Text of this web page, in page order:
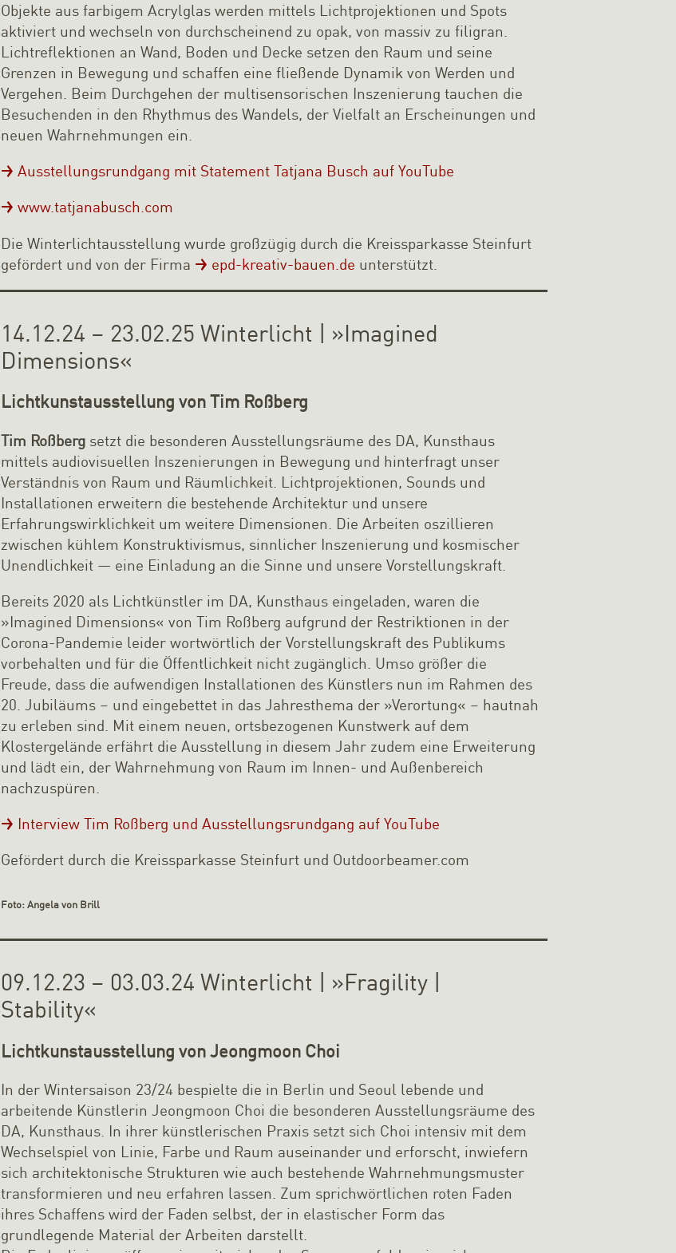
Objekte aus farbigem Acrylglas werden mittels Lichtprojektionen und Spots
aktiviert und wechseln von durchscheinend zu opak, von massiv zu filigran.
Lichtreflektionen an Wand, Boden und Decke setzen den Raum und seine
Grenzen in Bewegung und schaffen eine fließende Dynamik von Werden und
Vergehen. Beim Durchgehen der multisensorischen Inszenierung tauchen die
Besuchenden in den Rhythmus des Wandels, der Vielfalt an Erscheinungen und
neuen Wahrnehmungen ein.
Ausstellungsrundgang mit Statement Tatjana Busch auf YouTube
www.tatjanabusch.com
Die Winterlichtausstellung wurde großzügig durch die Kreissparkasse Steinfurt
gefördert und von der Firma
epd-kreativ-bauen.de unterstützt.
14.12.24 – 23.02.25 Winterlicht | »Imagined
Dimensions«
Lichtkunstausstellung von Tim Roßberg
Tim Roßberg setzt die besonderen Ausstellungsräume des DA, Kunsthaus
mittels audiovisuellen Inszenierungen in Bewegung und hinterfragt unser
Verständnis von Raum und Räumlichkeit. Lichtprojektionen, Sounds und
Installationen erweitern die bestehende Architektur und unsere
Erfahrungswirklichkeit um weitere Dimensionen. Die Arbeiten oszillieren
zwischen kühlem Konstruktivismus, sinnlicher Inszenierung und kosmischer
Unendlichkeit — eine Einladung an die Sinne und unsere Vorstellungskraft.
Bereits 2020 als Lichtkünstler im DA, Kunsthaus eingeladen, waren die
»Imagined Dimensions« von Tim Roßberg aufgrund der Restriktionen in der
Corona-Pandemie leider wortwörtlich der Vorstellungskraft des Publikums
vorbehalten und für die Öffentlichkeit nicht zugänglich. Umso größer die
Freude, dass die aufwendigen Installationen des Künstlers nun im Rahmen des
20. Jubiläums – und eingebettet in das Jahresthema der »Verortung« – hautnah
zu erleben sind. Mit einem neuen, ortsbezogenen Kunstwerk auf dem
Klostergelände erfährt die Ausstellung in diesem Jahr zudem eine Erweiterung
und lädt ein, der Wahrnehmung von Raum im Innen- und Außenbereich
nachzuspüren.
Interview Tim Roßberg und Ausstellungsrundgang auf YouTube
Gefördert durch die Kreissparkasse Steinfurt und Outdoorbeamer.com
Foto: Angela von Brill
09.12.23 – 03.03.24 Winterlicht | »Fragility |
Stability«
Lichtkunstausstellung von Jeongmoon Choi
In der Wintersaison 23/24 bespielte die in Berlin und Seoul lebende und
arbeitende Künstlerin Jeongmoon Choi die besonderen Ausstellungsräume des
DA, Kunsthaus. In ihrer künstlerischen Praxis setzt sich Choi intensiv mit dem
Wechselspiel von Linie, Farbe und Raum auseinander und erforscht, inwiefern
sich architektonische Strukturen wie auch bestehende Wahrnehmungsmuster
transformieren und neu erfahren lassen. Zum sprichwörtlichen roten Faden
ihres Schaffens wird der Faden selbst, der in elastischer Form das
grundlegende Material der Arbeiten darstellt.